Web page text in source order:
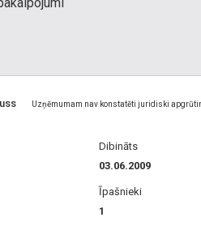
Uzņēmumam nav konstatēti juridiski
Dibināts
03.06.2009
Īpašnieki
1